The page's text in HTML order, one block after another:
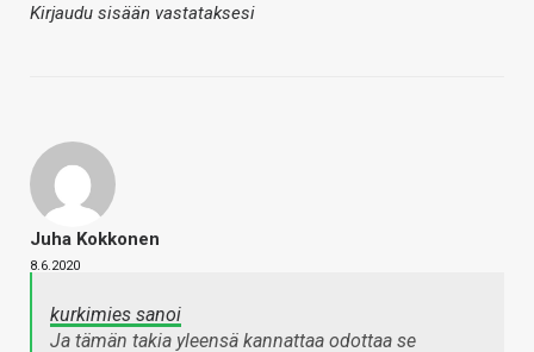
Kirjaudu sisään vastataksesi
Juha Kokkonen
8.6.2020
kurkimies sanoi
Ja tämän takia yleensä kannattaa odottaa se